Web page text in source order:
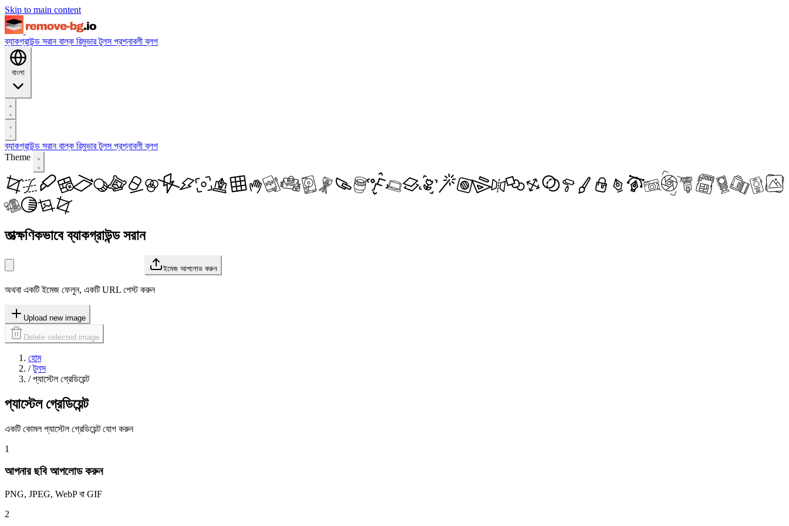
Skip to main content
ব্যাকগ্রাউন্ড সরানবাল্ক রিমুভারটুলসপ্রশ্নাবলীব্লগ
বাংলা
ব্যাকগ্রাউন্ড সরানবাল্ক রিমুভারটুলসপ্রশ্নাবলীব্লগ
Theme
তাত্ক্ষণিকভাবে ব্যাকগ্রাউন্ড সরান
ইমেজ আপলোড করুন
অথবা একটি ইমেজ ফেলুন, একটি URL পেস্ট করুন
Upload new image
Delete selected image
হোম
/ টুলস
/ প্যাস্টেল গ্রেডিয়েন্ট
প্যাস্টেল গ্রেডিয়েন্ট
একটি কোমল প্যাস্টেল গ্রেডিয়েন্ট যোগ করুন
1
আপনার ছবি আপলোড করুন
PNG, JPEG, WebP বা GIF
2